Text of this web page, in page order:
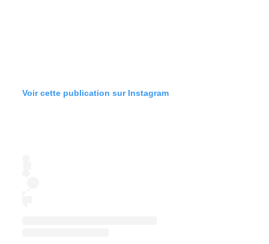
Voir cette publication sur Instagram